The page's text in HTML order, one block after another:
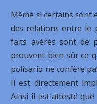
Même si certains sont
des relations entre le
faits avérés sont de
prouvent bien sûr ce
polisario ne confère
Il est directement
Ainsi il est attesté